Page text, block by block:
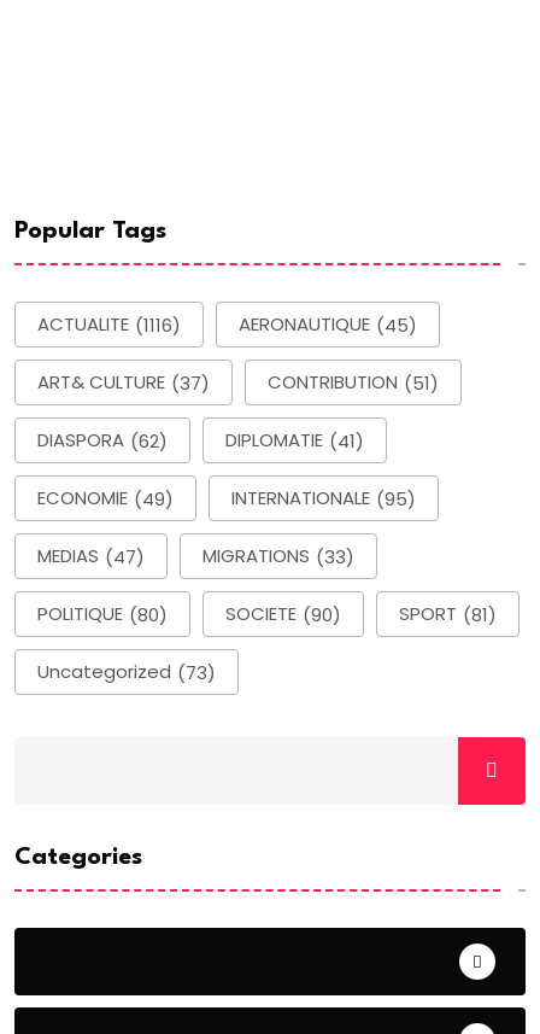
Popular Tags
ACTUALITE (1116) AERONAUTIQUE (45)
ART& CULTURE (37) CONTRIBUTION (51)
DIASPORA (62) DIPLOMATIE (41)
ECONOMIE (49) INTERNATIONALE (95)
MEDIAS (47) MIGRATIONS (33)
POLITIQUE (80) SOCIETE (90) SPORT (81)
Uncategorized (73)
Categories